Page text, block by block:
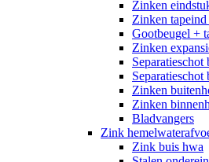
Zinken
Zinken
Gootbeugel +
Zinken
Zinken
Zinken
Bladvangers
Zink
Zink buis hwa